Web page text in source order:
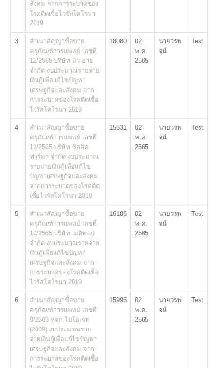
สังคม จากการระบาดของ
โรคติดเชื้อไวรัสโคโรนา
2019
3
สำเนาสัญญาซื้อขาย
ครุภัณฑ์การแพทย์ เลขที่
12/2565 บริษัท นิว อาย
จำกัด งบประมาณรายจ่าย
เงินกู้เพื่อแก้ไขปัญหา
เศรษฐกิจและสังคม จาก
การระบาดของโรคติดเชื้อ
ไวรัสโคโรนา 2019
18080
02
พ.ค.
2565
นายวรพ
จน์
Test
4
สำเนาสัญญาซื้อขาย
ครุภัณฑ์การแพทย์ เลขที่
11/2565 บริษัท ซิลลิค
ฟาร์มา จำกัด งบประมาณ
รายจ่ายเงินกู้เพื่อแก้ไข
ปัญหาเศรษฐกิจและสังคม
จากการระบาดของโรคติด
เชื้อไวรัสโคโรนา 2019
15531
02
พ.ค.
2565
นายวรพ
จน์
Test
5
สำเนาสัญญาซื้อขาย
ครุภัณฑ์การแพทย์ เลขที่
10/2565 บริษัท เมดิทอป
จำกัด งบประมาณรายจ่าย
เงินกู้เพื่อแก้ไขปัญหา
เศรษฐกิจและสังคม จาก
การระบาดของโรคติดเชื้อ
ไวรัสโคโรนา 2019
16186
02
พ.ค.
2565
นายวรพ
จน์
Test
6
สำเนาสัญญาซื้อขาย
ครุภัณฑ์การแพทย์ เลขที่
9/2565 หจก.ไบโอเจท
(2009) งบประมาณราย
จ่ายเงินกู้เพื่อแก้ไขปัญหา
เศรษฐกิจและสังคม จาก
การระบาดของโรคติดเชื้อ
15995
02
พ.ค.
2565
นายวรพ
จน์
Test